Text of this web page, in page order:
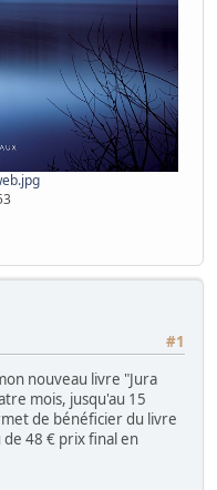
#1
nouveau livre "Jura
mois, jusqu'au 15
de bénéficier du livre
48 € prix final en